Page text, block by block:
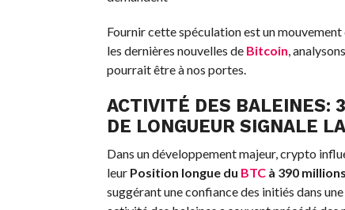
Fournir cette spéculation est un mouvement
les dernières nouvelles de Bitcoin,
pourrait être à nos portes.
ACTIVITÉ DES BALEINES:
DE LONGUEUR SIGNALE
Dans un développement majeur, crypto
leur Position longue du BTCà 390
suggérant une confiance des initiés dans